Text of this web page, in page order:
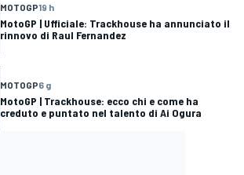
MOTOGP19 h
MotoGP | Ufficiale: Trackhouse ha annunciato il
rinnovo di Raul Fernandez
MOTOGP6 g
MotoGP | Trackhouse: ecco chi e come ha
creduto e puntato nel talento di Ai Ogura